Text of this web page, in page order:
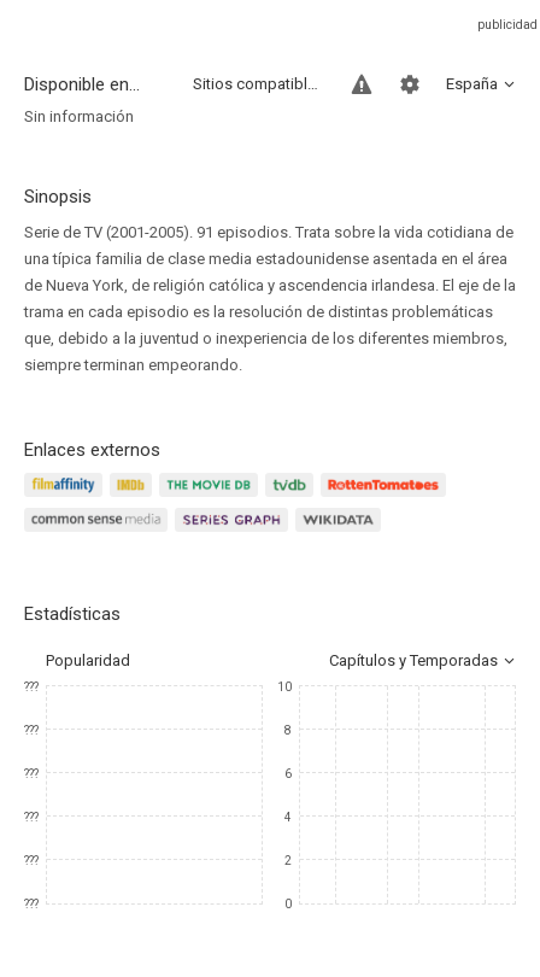
Disponible en... España
Sitios compatibles
Sin información
Sinopsis
Serie de TV (2001-2005). 91 episodios. Trata sobre la vida cotidiana de
una típica familia de clase media estadounidense asentada en el área
de Nueva York, de religión católica y ascendencia irlandesa. El eje de la
trama en cada episodio es la resolución de distintas problemáticas
que, debido a la juventud o inexperiencia de los diferentes miembros,
siempre terminan empeorando.
Enlaces externos
Estadísticas
Popularidad Capítulos y Temporadas
???
???
???
???
???
???
10
8
6
4
2
0